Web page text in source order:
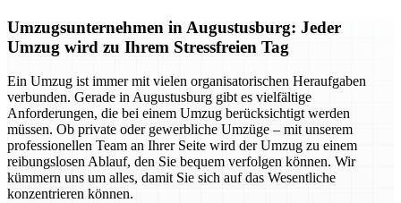
Umzugsunternehmen in Augustusburg: Jeder
Umzug wird zu Ihrem Stressfreien Tag
Ein Umzug ist immer mit vielen organisatorischen Heraufgaben
verbunden. Gerade in Augustusburg gibt es vielfältige
Anforderungen, die bei einem Umzug berücksichtigt werden
müssen. Ob private oder gewerbliche Umzüge – mit unserem
professionellen Team an Ihrer Seite wird der Umzug zu einem
reibungslosen Ablauf, den Sie bequem verfolgen können. Wir
kümmern uns um alles, damit Sie sich auf das Wesentliche
konzentrieren können.